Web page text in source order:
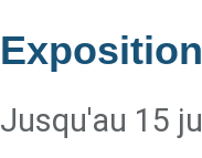
Jusqu'au 15